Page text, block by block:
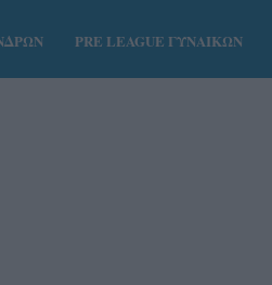
PRE LEAGUE ΓΥΝΑΙΚΩΝ